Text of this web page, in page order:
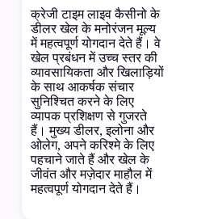
क्रेजी टाइम लाइव कैसीनो के
डीलर खेल के मनोरंजन मूल्य
में महत्वपूर्ण योगदान देते हैं। वे
खेल प्रबंधन में उच्च स्तर की
व्यावसायिकता और खिलाड़ियों
के साथ आकर्षक संचार
सुनिश्चित करने के लिए
व्यापक प्रशिक्षण से गुजरते
हैं। मुख्य डीलर, इलोना और
ओलेग, अपने करिश्मे के लिए
पहचाने जाते हैं और खेल के
जीवंत और मज़ेदार माहौल में
महत्वपूर्ण योगदान देते हैं।